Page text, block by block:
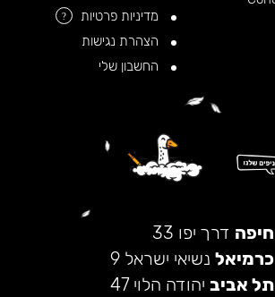
מדיניות פרטיות
?
הצהרת נגישות
החשבון שלי
חיפה דרך יפו 33
כרמיאל נשיאי ישראל 9
תל אביב יהודה הלוי 47